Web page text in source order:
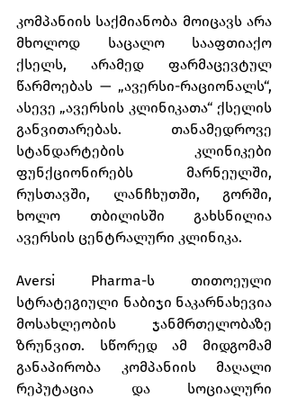
კომპანიის საქმიანობა მოიცავს არა
მხოლოდ საცალო სააფთიაქო
ქსელს, არამედ ფარმაცევტულ
წარმოებას — „ავერსი-რაციონალს“,
ასევე „ავერსის კლინიკათა“ ქსელის
განვითარებას. თანამედროვე
სტანდარტების კლინიკები
ფუნქციონირებს მარნეულში,
რუსთავში, ლანჩხუთში, გორში,
ხოლო თბილისში გახსნილია
ავერსის ცენტრალური კლინიკა.
Aversi Pharma-ს თითოეული
სტრატეგიული ნაბიჯი ნაკარნახევია
მოსახლეობის ჯანმრთელობაზე
ზრუნვით. სწორედ ამ მიდგომამ
განაპირობა კომპანიის მაღალი
რეპუტაცია და სოციალური